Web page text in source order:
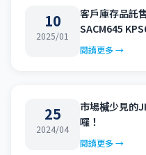
10
2025/01
客戶庫存品託
SACM645
閱讀更多 →
25
2024/04
市場椷少見的
囉！
閱讀更多 →